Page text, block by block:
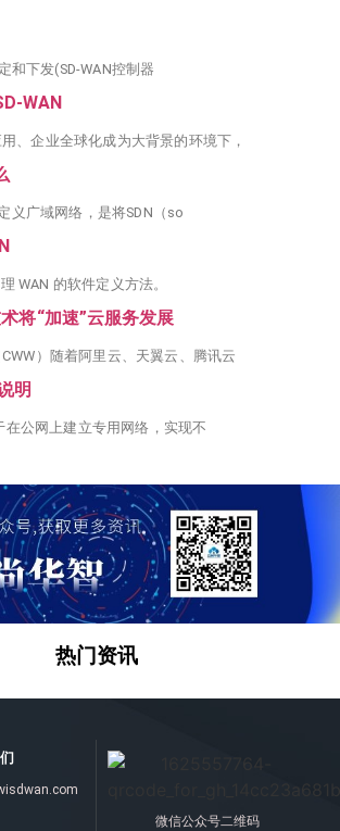
和下发(SD-WAN控制器
WAN
、企业全球化成为大背景的环境下，
义广域网络，是将SDN（so
WAN 的软件定义方法。
将“加速”云服务发展
）随着阿里云、天翼云、腾讯云
明
在公网上建立专用网络，实现不
热门资讯
微信公众号二维码